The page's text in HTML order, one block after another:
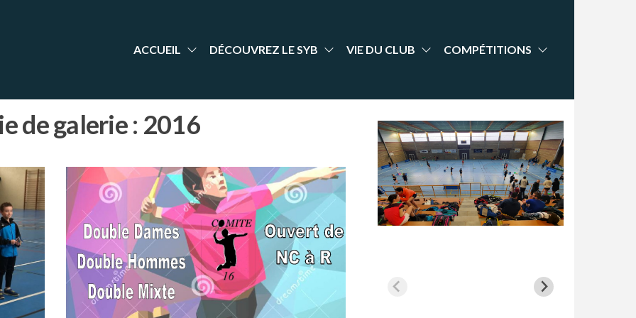
ACCUEIL DÉCOUVREZ LE SYB VIE DU CLUB COMPÉTITIONS
de galerie : 2016